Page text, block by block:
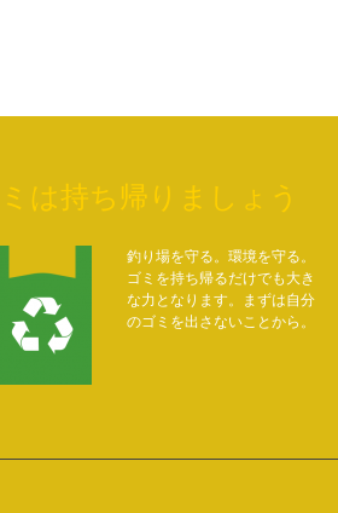
は持ち帰りましょう
釣り場を守る。環境を守る。
ゴミを持ち帰るだけでも大き
な力となります。まずは自分
のゴミを出さないことから。